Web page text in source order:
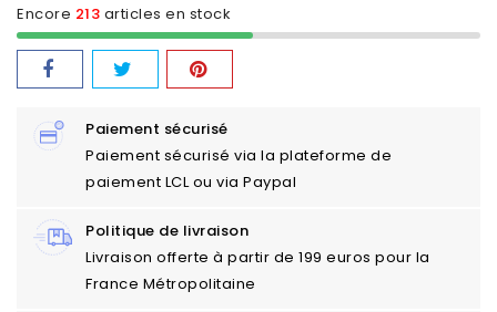
Encore 213 articles en stock
Paiement sécurisé
Paiement sécurisé via la plateforme de
paiement LCL ou via Paypal
Politique de livraison
Livraison offerte à partir de 199 euros pour la
France Métropolitaine